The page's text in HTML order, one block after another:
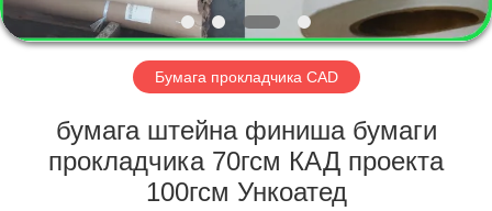
ПУТЕШЕСТВИЕ
ФАБРИКИ
ПРОВЕРКА
КАЧЕСТВА
Бумага прокладчика CAD
бумага штейна финиша бумаги
прокладчика 70гсм КАД проекта
100гсм Ункоатед